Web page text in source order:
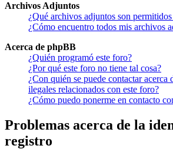
Archivos Adjuntos
¿Qué archivos adjuntos son
¿Cómo encuentro todos mis archivos
Acerca de phpBB
¿Quién programó este foro?
¿Por qué este foro no tiene tal cosa?
¿Con quién se puede contactar acerca
ilegales relacionados con este foro?
¿Cómo puedo ponerme en contacto
Problemas acerca de la
registro